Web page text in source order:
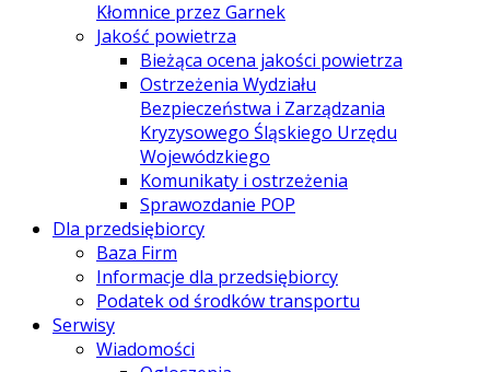
Kłomnice przez Garnek
Jakość powietrza
Bieżąca ocena jakości powietrza
Ostrzeżenia Wydziału
Bezpieczeństwa i Zarządzania
Kryzysowego Śląskiego Urzędu
Wojewódzkiego
Komunikaty i ostrzeżenia
Sprawozdanie POP
Dla przedsiębiorcy
Baza Firm
Informacje dla przedsiębiorcy
Podatek od środków transportu
Serwisy
Wiadomości